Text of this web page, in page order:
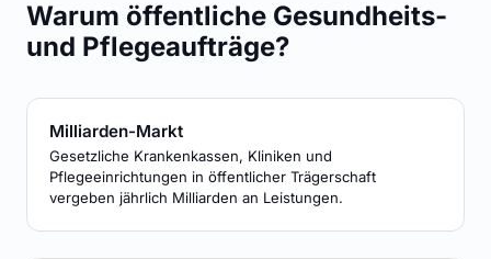
Warum öffentliche Gesundheits-
und Pflegeaufträge?
Milliarden-Markt
Gesetzliche Krankenkassen, Kliniken und
Pflegeeinrichtungen in öffentlicher Trägerschaft
vergeben jährlich Milliarden an Leistungen.